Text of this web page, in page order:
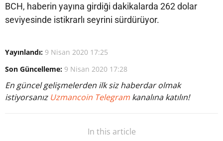
BCH, haberin yayına girdiği dakikalarda 262 dolar
seviyesinde istikrarlı seyrini sürdürüyor.
Yayınlandı: 9 Nisan 2020 17:25
Son Güncelleme: 9 Nisan 2020 17:28
En güncel gelişmelerden ilk siz haberdar olmak
istiyorsanız Uzmancoin Telegram kanalına katılın!
In this article